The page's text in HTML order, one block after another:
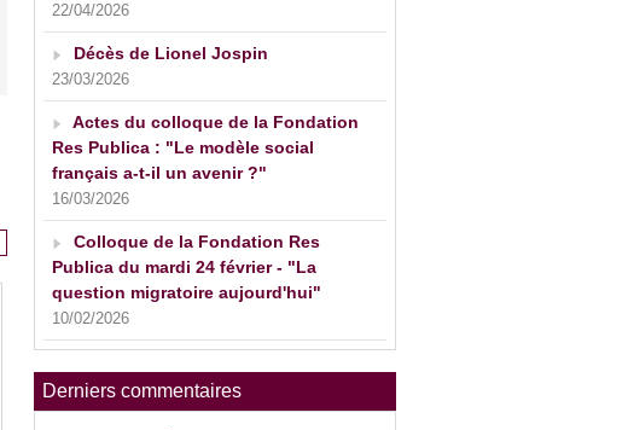
22/04/2026
Décès de Lionel Jospin
23/03/2026
Actes du colloque de la Fondation
Res Publica : "Le modèle social
français a-t-il un avenir ?"
16/03/2026
Colloque de la Fondation Res
Publica du mardi 24 février - "La
question migratoire aujourd'hui"
10/02/2026
Derniers commentaires